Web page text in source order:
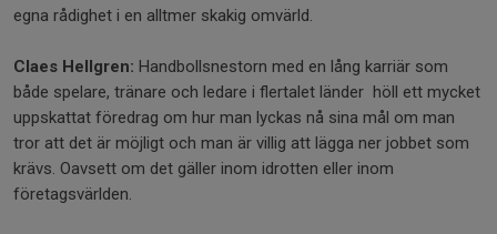
egna rådighet i en alltmer skakig omvärld.
Claes Hellgren: Handbollsnestorn med en lång karriär som
både spelare, tränare och ledare i flertalet länder höll ett mycket
uppskattat föredrag om hur man lyckas nå sina mål om man
tror att det är möjligt och man är villig att lägga ner jobbet som
krävs. Oavsett om det gäller inom idrotten eller inom
företagsvärlden.